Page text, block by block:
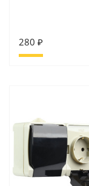
280 ₽